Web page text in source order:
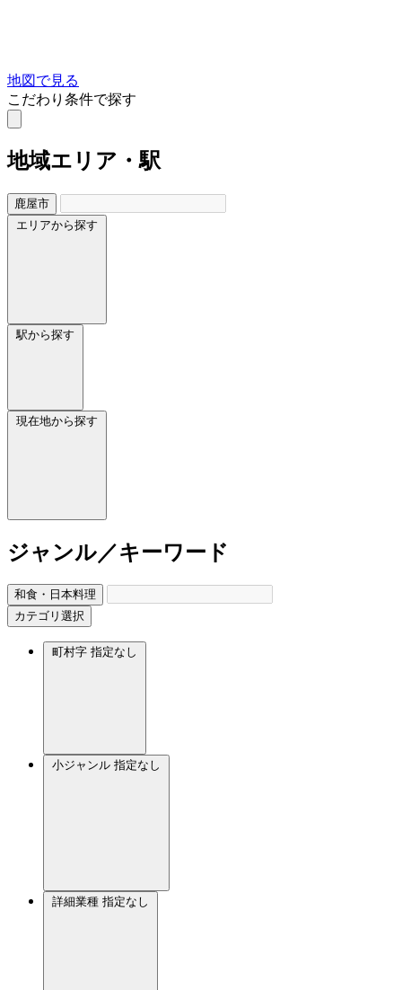
地図で見る
こだわり条件で探す
地域エリア・駅
鹿屋市
エリアから探す
駅から探す
現在地から探す
ジャンル／キーワード
和食・日本料理
カテゴリ選択
町村字 指定なし
小ジャンル 指定なし
詳細業種 指定なし